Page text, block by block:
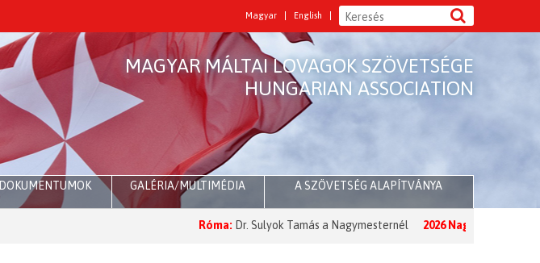
Magyar English
MAGYAR MÁLTAI LOVAGOK SZÖVETSÉGE
HUNGARIAN ASSOCIATION
DOKUMENTUMOK GALÉRIA/MULTIMÉDIA A SZÖVETSÉG ALAPÍTVÁNYA
Róma:Dr. Sulyok Tamás a Nagymesternél 2026 Nagyböjt: